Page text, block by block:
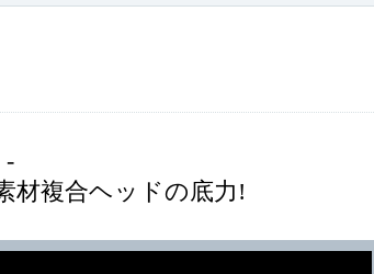
-
材複合ヘッドの底力!